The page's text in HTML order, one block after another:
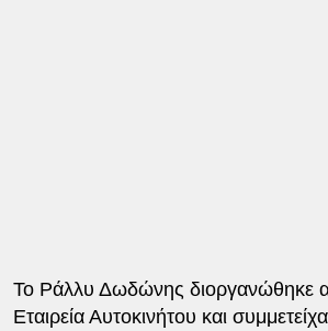
Το Ράλλυ Δωδώνης διοργανώθηκε
Εταιρεία Αυτοκινήτου και